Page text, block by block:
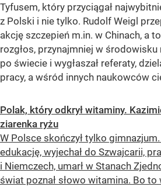
Tyfusem, który przyciągał
z Polski i nie tylko. Rudolf Weigl
akcję szczepień m.in. w Chinach, a
rozgłos, przynajmniej w środowisku
po świecie i wygłaszał referaty,
pracy, a wśród innych naukowców
Polak, który odkrył witaminy.
ziarenka ryżu
W Polsce skończył tylko
edukację, wyjechał do Szwajcarii,
i Niemczech, umarł w Stanach
świat poznał słowo witamina. Bo to